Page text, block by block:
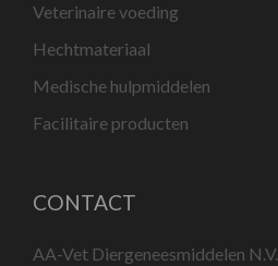
Veterinaire voeding
Hechtmateriaal
Medische hulpmiddelen
Facilitaire producten
CONTACT
AA-Vet Diergeneesmiddelen N.V.